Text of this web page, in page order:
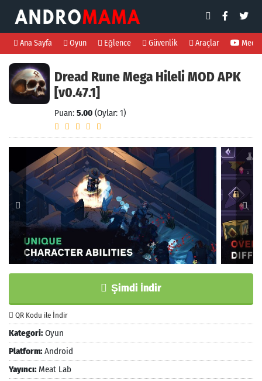
Ana Sayfa Oyun Eğlence Güvenlik Araçlar Media
Dread Rune Mega Hileli MOD APK
[v0.47.1]
Puan: 5.00 (Oylar: 1)
Şimdi İndir
QR Kodu ile İndir
Kategori: Oyun
Platform: Android
Yayıncı: Meat Lab